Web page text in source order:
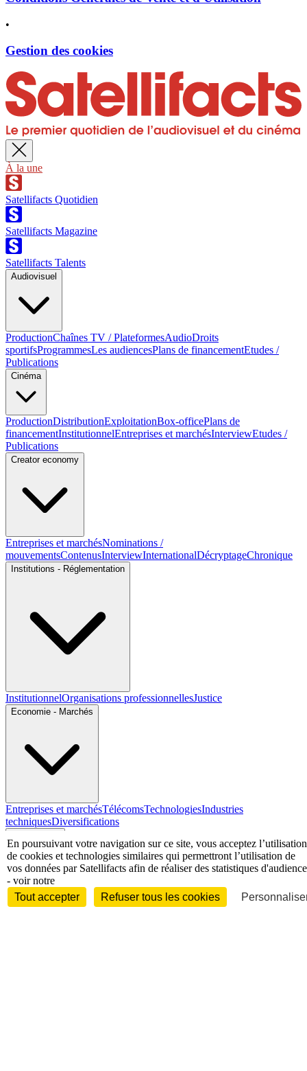
•
Gestion des cookies
À la une
Satellifacts Quotidien
Satellifacts Magazine
Satellifacts Talents
Audiovisuel
ProductionChaînes TV / PlateformesAudioDroits
sportifsProgrammesLes audiencesPlans de financementEtudes /
Publications
Cinéma
ProductionDistributionExploitationBox-officePlans de
financementInstitutionnelEntreprises et marchésInterviewEtudes /
Publications
Creator economy
Entreprises et marchésNominations /
mouvementsContenusInterviewInternationalDécryptageChronique
Institutions - Réglementation
InstitutionnelOrganisations professionnellesJustice
Economie - Marchés
Entreprises et marchésTélécomsTechnologiesIndustries
techniquesDiversifications
International
En poursuivant votre navigation sur ce site, vous acceptez l’utilisation
de cookies et technologies similaires qui permettront l’utilisation de
vos données par Satellifacts afin de réaliser des statistiques d'audience
- voir notre
Tout accepter
Refuser tous les cookies